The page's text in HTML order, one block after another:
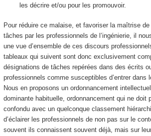
les décrire et/ou pour les promouvoir.
Pour réduire ce malaise, et favoriser la maîtrise
tâches par les professionnels de l’ingénierie, il
une vue d’ensemble de ces discours
tableaux qui suivent sont donc exclusivement
désignations de tâches repérées dans des écrits
professionnels comme susceptibles d’entrer dans
Nous en proposons un ordonnancement
dominante habituelle, ordonnancement qui ne doit
confondu avec un quelconque classement
d’éclairer les professionnels de non pas sur le
souvent ils connaissent souvent déjà, mais sur